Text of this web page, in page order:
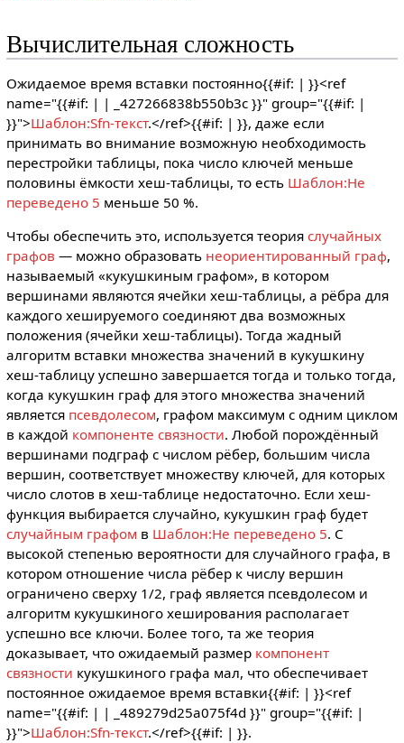
Вычислительная сложность
Ожидаемое время вставки постоянно{{#if: | }}<ref
name="{{#if: | | _427266838b550b3c }}" group="{{#if: |
}}">Шаблон:Sfn-текст.</ref>{{#if: | }}, даже если
принимать во внимание возможную необходимость
перестройки таблицы, пока число ключей меньше
половины ёмкости хеш-таблицы, то есть Шаблон:Не
переведено 5 меньше 50 %.
Чтобы обеспечить это, используется теория случайных
графов — можно образовать неориентированный граф,
называемый «кукушкиным графом», в котором
вершинами являются ячейки хеш-таблицы, а рёбра для
каждого хешируемого соединяют два возможных
положения (ячейки хеш-таблицы). Тогда жадный
алгоритм вставки множества значений в кукушкину
хеш-таблицу успешно завершается тогда и только тогда,
когда кукушкин граф для этого множества значений
является псевдолесом, графом максимум с одним циклом
в каждой компоненте связности. Любой порождённый
вершинами подграф с числом рёбер, большим числа
вершин, соответствует множеству ключей, для которых
число слотов в хеш-таблице недостаточно. Если хеш-
функция выбирается случайно, кукушкин граф будет
случайным графом в Шаблон:Не переведено 5. С
высокой степенью вероятности для случайного графа, в
котором отношение числа рёбер к числу вершин
ограничено сверху 1/2, граф является псевдолесом и
алгоритм кукушкиного хеширования располагает
успешно все ключи. Более того, та же теория
доказывает, что ожидаемый размер компонент
связности кукушкиного графа мал, что обеспечивает
постоянное ожидаемое время вставки{{#if: | }}<ref
name="{{#if: | | _489279d25a075f4d }}" group="{{#if: |
}}">Шаблон:Sfn-текст.</ref>{{#if: | }}.